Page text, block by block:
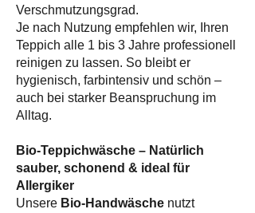
Verschmutzungsgrad.
Je nach Nutzung empfehlen wir, Ihren
Teppich alle 1 bis 3 Jahre professionell
reinigen zu lassen. So bleibt er
hygienisch, farbintensiv und schön –
auch bei starker Beanspruchung im
Alltag.
Bio-Teppichwäsche – Natürlich
sauber, schonend & ideal für
Allergiker
Unsere Bio-Handwäsche nutzt